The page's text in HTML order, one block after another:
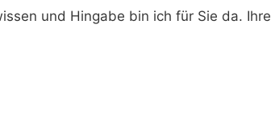
und Hingabe bin ich für Sie da. Ihre